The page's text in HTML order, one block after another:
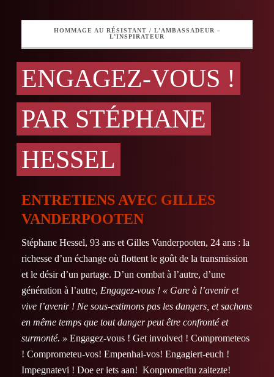
HOMMAGE AU RÉSISTANT / L’AMBASSADEUR –
L’INSPIRATEUR
ENGAGEZ-VOUS !
PAR STÉPHANE
HESSEL
ENTRETIENS AVEC GILLES
VANDERPOOTEN
Stéphane Hessel, 93 ans et Gilles Vanderpooten, 24 ans : la
richesse d’un échange où flottent le goût de la transmission
et le désir d’un partage. D’un combat à l’autre, d’une
génération à l’autre, Engagez-vous ! « Gare à l’avenir et
vive l’avenir ! Ne sous-estimons pas les dangers, et sachons
en même temps que tout danger peut être confronté et
surmonté. » Engagez-vous ! Get involved ! Comprometeos
! Comprometeu-vos! Empenhai-vos! Engagiert-euch !
Impegnatevi ! Doe er iets aan! Konprometitu zaitezte!